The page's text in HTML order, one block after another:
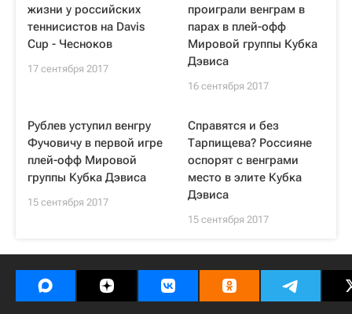
жизни у российских
теннисистов на Davis
Cup - Чесноков
17 сентября 2017
проиграли венграм в
парах в плей-офф
Мировой группы Кубка
Дэвиса
16 сентября 2017
Рублев уступил венгру
Фучовичу в первой игре
плей-офф Мировой
группы Кубка Дэвиса
15 сентября 2017
Справятся и без
Тарпищева? Россияне
оспорят с венграми
место в элите Кубка
Дэвиса
15 сентября 2017